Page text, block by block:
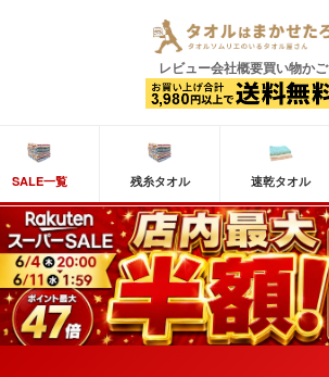
レビュー会社概要買い物かご
SALE一覧 残糸タオル 速乾タオル